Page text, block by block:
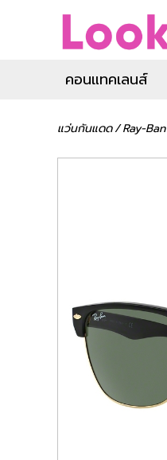
คอนแทคเลนส์
แว่นกันแดด/Ray-Ban